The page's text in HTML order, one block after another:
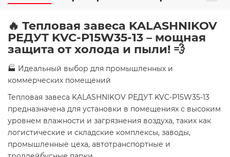
🔥 Тепловая завеса KALASHNIKOV
РЕДУТ KVC-P15W35-13 – мощная
защита от холода и пыли! 💨
🏭 Идеальный выбор для промышленных и
коммерческих помещений
Тепловая завеса KALASHNIKOV РЕДУТ KVC-P15W35-13
предназначена для установки в помещениях с высоким
уровнем влажности и загрязнения воздуха, таких как
логистические и складские комплексы, заводы,
промышленные цеха, автотранспортные и